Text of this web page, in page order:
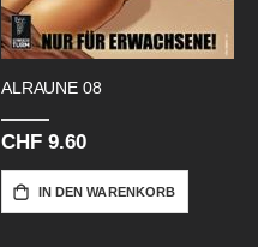
ALRAUNE 08
CHF 9.60
IN DEN WARENKORB